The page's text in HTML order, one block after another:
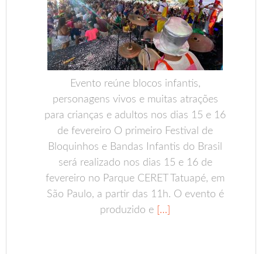
Evento reúne blocos infantis,
personagens vivos e muitas atrações
para crianças e adultos nos dias 15 e 16
de fevereiro O primeiro Festival de
Bloquinhos e Bandas Infantis do Brasil
será realizado nos dias 15 e 16 de
fevereiro no Parque CERET Tatuapé, em
São Paulo, a partir das 11h. O evento é
produzido e […]